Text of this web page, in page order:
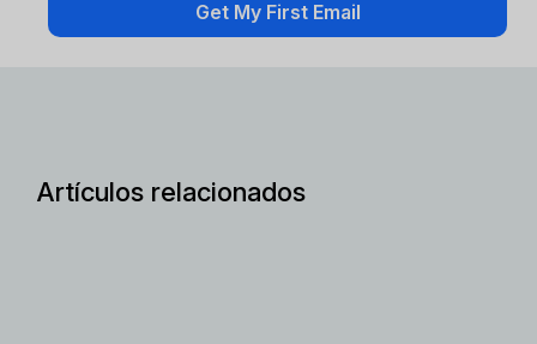
Artículos relacionados